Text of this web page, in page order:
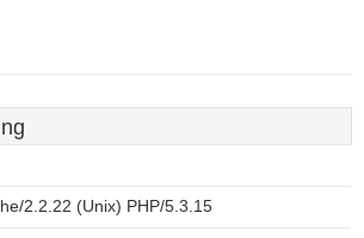
2.2.22 (Unix) PHP/5.3.15